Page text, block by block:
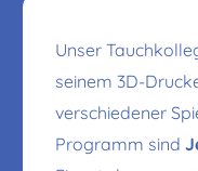
Unser
seinem 3D-
verschiedener
Programm sind